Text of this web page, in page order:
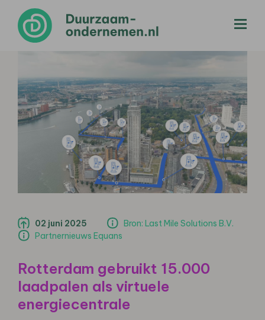
02 juni 2025
Bron: Last Mile Solutions B.V.
Partnernieuws Equans
Rotterdam gebruikt 15.000
laadpalen als virtuele
energiecentrale